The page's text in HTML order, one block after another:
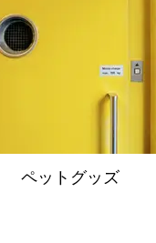
ペットグッズ